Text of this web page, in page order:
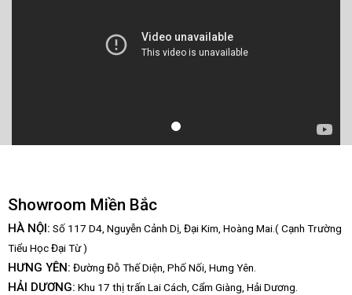
Showroom Miền Bắc
HÀ NỘI: Số 117 D4, Nguyễn Cảnh Dị, Đại Kim, Hoàng Mai.( Cạnh Trường
Tiểu Học Đại Từ )
HƯNG YÊN: Đường Đỗ Thế Diện, Phố Nối, Hưng Yên.
HẢI DƯƠNG: Khu 17 thị trấn Lai Cách, Cẩm Giàng, Hải Dương.